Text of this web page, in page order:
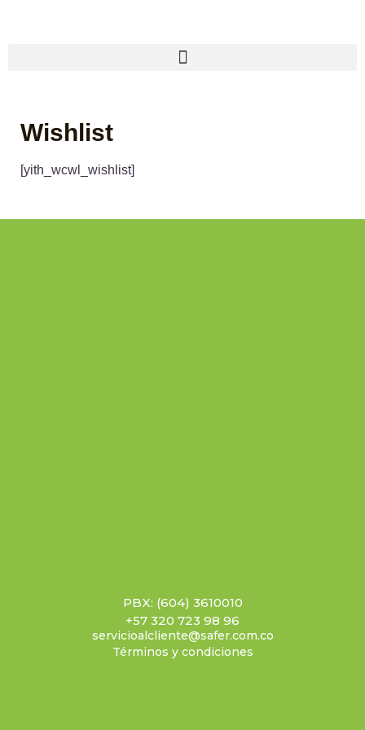
Wishlist
[yith_wcwl_wishlist]
PBX: (604) 3610010
+57 320 723 98 96
servicioalcliente@safer.com.co
Términos y condiciones